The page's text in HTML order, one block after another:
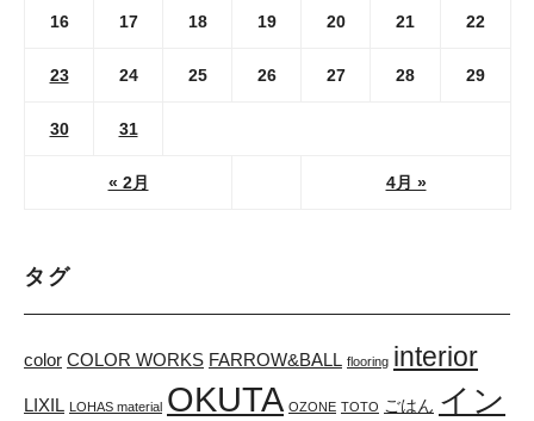
« 2月 4月 »
16 17 18 19 20 21 22
23 24 25 26 27 28 29
30 31
タグ
color COLOR WORKS FARROW&BALL flooring interior
LIXIL LOHAS material OKUTA OZONE TOTO ごはん イン